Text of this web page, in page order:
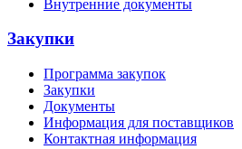
Внутренние документы
Закупки
Программа закупок
Закупки
Документы
Информация для поставщиков
Контактная информация